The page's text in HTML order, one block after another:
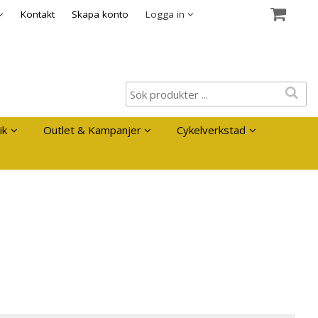
Kontakt Skapa konto Logga in
Outlet & Kampanjer Cykelverkstad